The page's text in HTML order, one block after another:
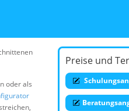
oder als
Preise und